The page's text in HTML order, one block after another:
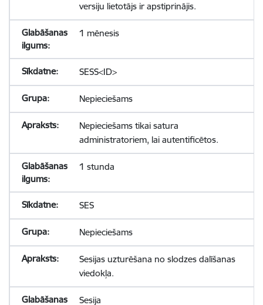
versiju lietotājs ir apstiprinājis.
1 mēnesis
SESS<ID>
Nepieciešams
Nepieciešams tikai satura
administratoriem, lai autentificētos.
1 stunda
SES
Nepieciešams
Sesijas uzturēšana no slodzes dalīšanas
viedokļa.
Sesija